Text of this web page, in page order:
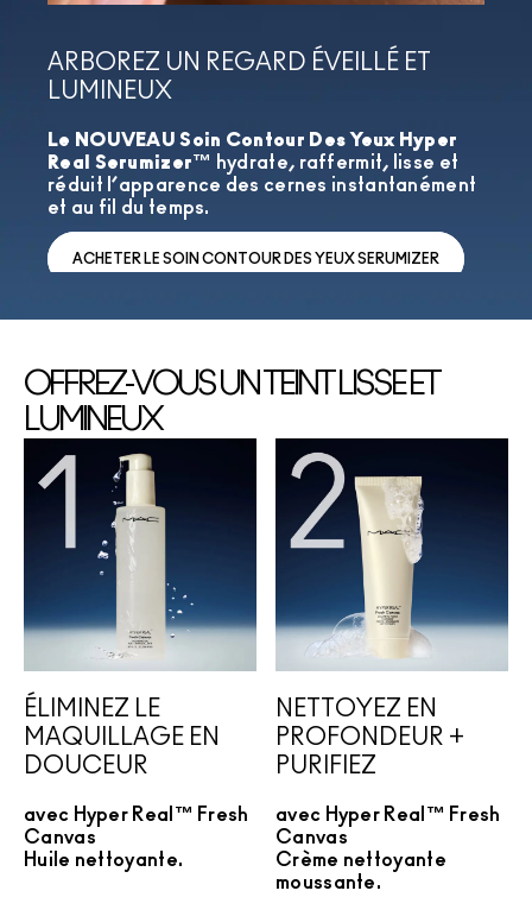
ARBOREZ UN REGARD ÉVEILLÉ ET
LUMINEUX
Le NOUVEAU Soin Contour Des Yeux Hyper
Real Serumizer™ hydrate, raffermit, lisse et
réduit l’apparence des cernes instantanément
et au fil du temps.
ACHETER LE SOIN CONTOUR DES YEUX SERUMIZER
OFFREZ-VOUS UN TEINT LISSE ET
LUMINEUX
ÉLIMINEZ LE
MAQUILLAGE EN
DOUCEUR
avec Hyper Real™ Fresh
Canvas
Huile nettoyante.
NETTOYEZ EN
PROFONDEUR +
PURIFIEZ
avec Hyper Real™ Fresh
Canvas
Crème nettoyante
moussante.